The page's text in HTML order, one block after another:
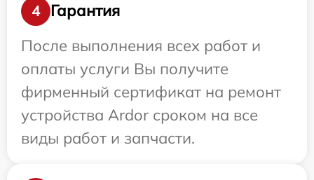
4
Гарантия
После выполнения всех работ и
оплаты услуги Вы получите
фирменный сертификат на ремонт
устройства Ardor сроком на все
виды работ и запчасти.